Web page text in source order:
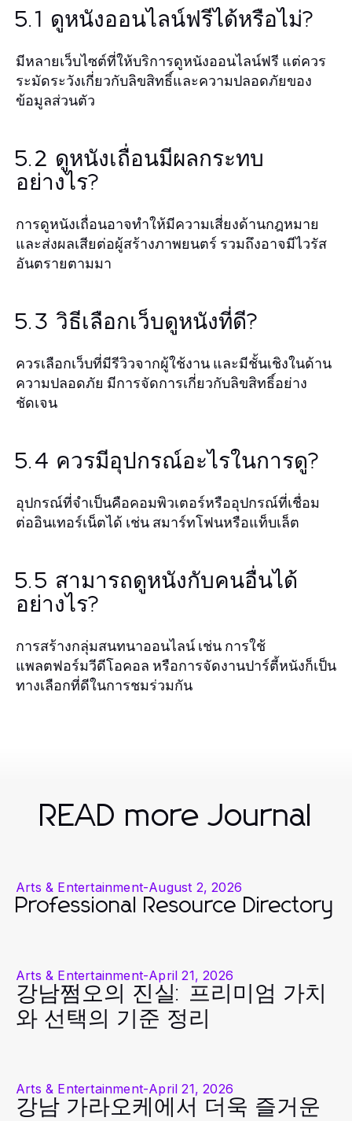
5.1 ดูหนังออนไลน์ฟรีได้หรือไม่?
มีหลายเว็บไซต์ที่ให้บริการดูหนังออนไลน์ฟรี แต่ควร
ระมัดระวังเกี่ยวกับลิขสิทธิ์และความปลอดภัยของ
ข้อมูลส่วนตัว
5.2 ดูหนังเถื่อนมีผลกระทบ
อย่างไร?
การดูหนังเถื่อนอาจทำให้มีความเสี่ยงด้านกฎหมาย
และส่งผลเสียต่อผู้สร้างภาพยนตร์ รวมถึงอาจมีไวรัส
อันตรายตามมา
5.3 วิธีเลือกเว็บดูหนังที่ดี?
ควรเลือกเว็บที่มีรีวิวจากผู้ใช้งาน และมีชั้นเชิงในด้าน
ความปลอดภัย มีการจัดการเกี่ยวกับลิขสิทธิ์อย่าง
ชัดเจน
5.4 ควรมีอุปกรณ์อะไรในการดู?
อุปกรณ์ที่จำเป็นคือคอมพิวเตอร์หรืออุปกรณ์ที่เชื่อม
ต่ออินเทอร์เน็ตได้ เช่น สมาร์ทโฟนหรือแท็บเล็ต
5.5 สามารถดูหนังกับคนอื่นได้
อย่างไร?
การสร้างกลุ่มสนทนาออนไลน์ เช่น การใช้
แพลตฟอร์มวีดีโอคอล หรือการจัดงานปาร์ตี้หนังก็เป็น
ทางเลือกที่ดีในการชมร่วมกัน
READ more Journal
Arts & Entertainment-August 2, 2026
Professional Resource Directory
Arts & Entertainment-April 21, 2026
강남쩜오의 진실: 프리미엄 가치
와 선택의 기준 정리
Arts & Entertainment-April 21, 2026
강남 가라오케에서 더욱 즐거운